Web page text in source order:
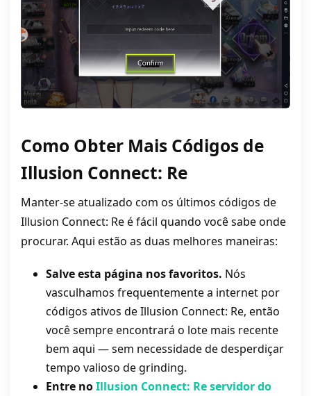
Como Obter Mais Códigos de
Illusion Connect: Re
Manter-se atualizado com os últimos códigos de
Illusion Connect: Re é fácil quando você sabe onde
procurar. Aqui estão as duas melhores maneiras:
Salve esta página nos favoritos. Nós
vasculhamos frequentemente a internet por
códigos ativos de Illusion Connect: Re, então
você sempre encontrará o lote mais recente
bem aqui — sem necessidade de desperdiçar
tempo valioso de grinding.
Entre noIllusion Connect: Reservidor do